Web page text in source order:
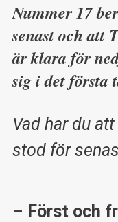
Nummer 17
senast och att
är klara för
sig i det första
Vad har du
stod för
– Först och